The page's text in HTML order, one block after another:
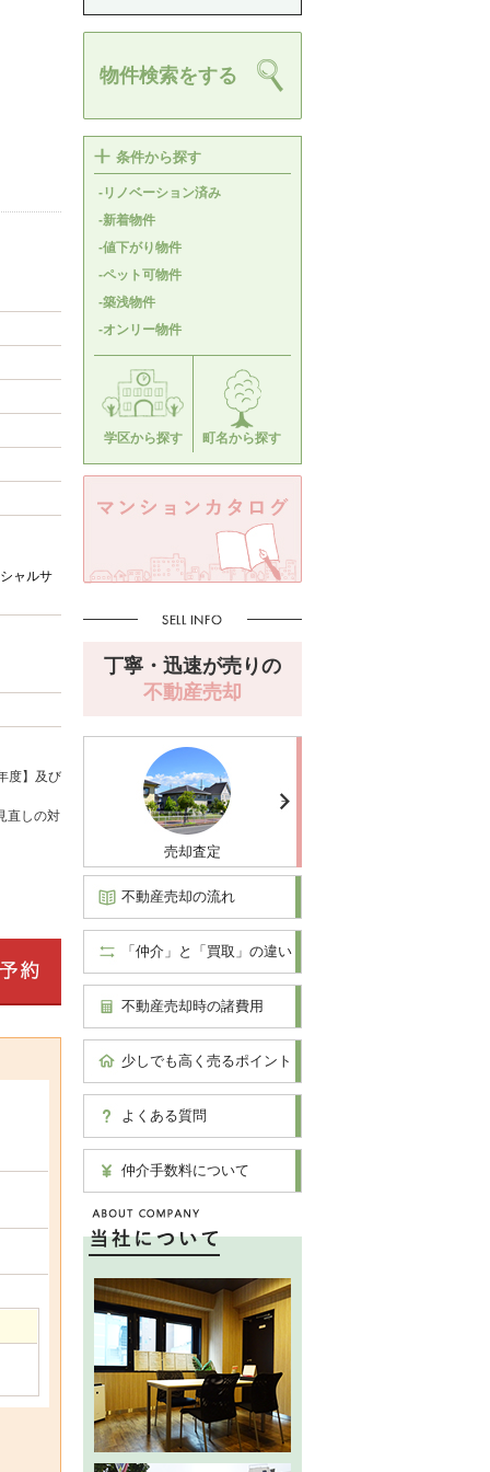
ャルサ
度】及び
直しの対
物件検索をする
条件から探す
-リノベーション済み
-新着物件
-値下がり物件
-ペット可物件
-築浅物件
-オンリー物件
学区から探す 町名から探す
丁寧・迅速が売りの
不動産売却
売却査定
不動産売却の流れ
「仲介」と「買取」の違い
不動産売却時の諸費用
少しでも高く売るポイント
よくある質問
仲介手数料について